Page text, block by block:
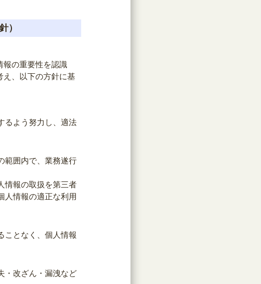
）
報の重要性を認識
え、以下の方針に基
るよう努力し、適法
範囲内で、業務遂行
情報の取扱を第三者
人情報の適正な利用
ことなく、個人情報
・改ざん・漏洩など